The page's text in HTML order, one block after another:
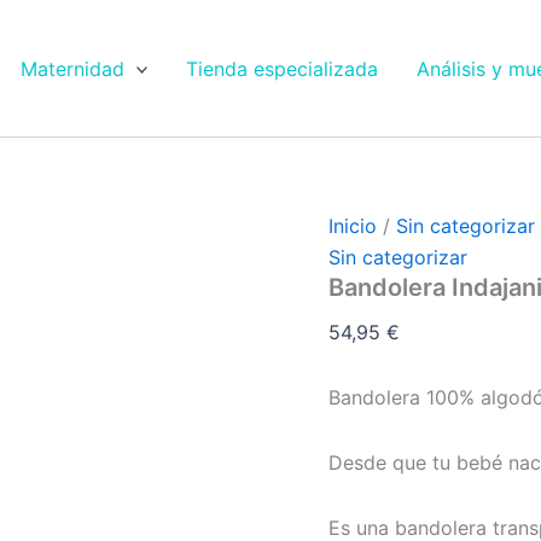
Maternidad Tienda especializada Análisis y
Inicio / Sin categorizar
Sin categorizar
Bandolera
54,95 €
Bandolera 100%
Desde que tu bebé
Es una bandolera